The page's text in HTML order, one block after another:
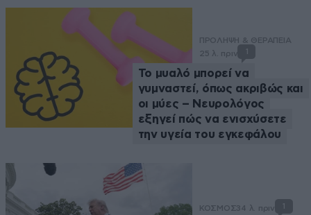
ΠΡΟΛΗΨΗ & ΘΕΡΑΠΕΙΑ
25 λ. πριν
Το μυαλό μπορεί να
γυμναστεί, όπως ακριβώς και
οι μύες – Νευρολόγος
εξηγεί πώς να ενισχύσετε
την υγεία του εγκεφάλου
ΚΟΣΜΟΣ34 λ. πριν 1